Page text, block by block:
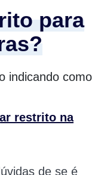
para
indicando como
restrito na
de se é